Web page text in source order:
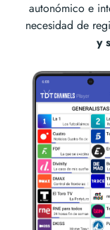
autonómico e
necesidad de
y